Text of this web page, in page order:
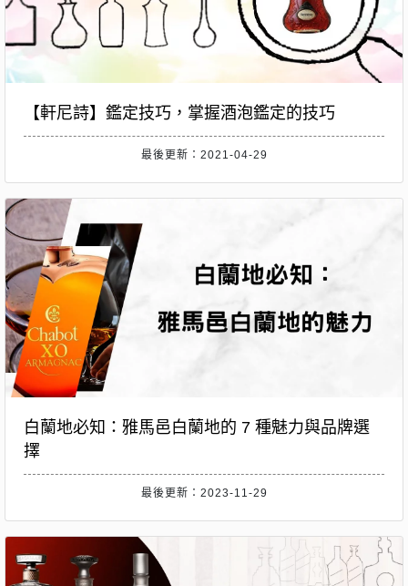
【軒尼詩】鑑定技巧，掌握酒泡鑑定的技巧
最後更新：2021-04-29
白蘭地必知：雅馬邑白蘭地的 7 種魅力與品牌選
擇
最後更新：2023-11-29